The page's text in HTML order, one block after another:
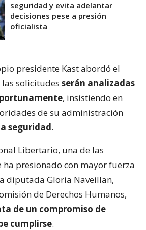
seguridad y evita adelantar
decisiones pese a presión
oficialista
presidente Kast abordó el
solicitudes serán analizadas
, insistiendo en
de su administración
seguridad.
Libertario, una de las
presionado con mayor fuerza
diputada Gloria Naveillan,
de Derechos Humanos,
de un compromiso de
cumplirse.